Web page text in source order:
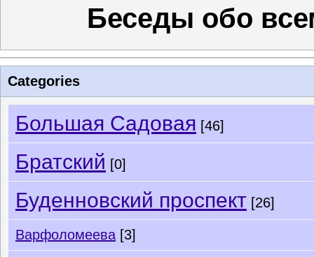
Беседы обо
Categories
Большая Садовая [46]
Братский [0]
Буденновский проспект [26]
Варфоломеева [3]